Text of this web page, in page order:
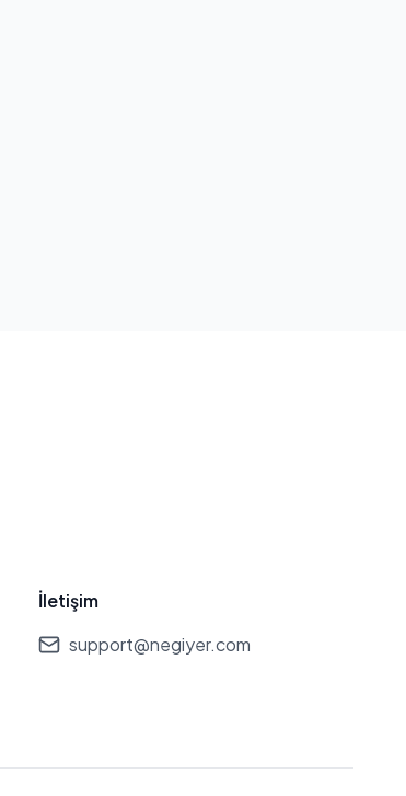
İletişim
support@negiyer.com